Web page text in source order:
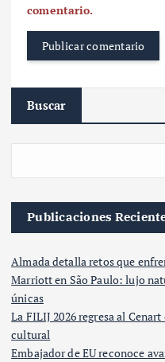
comentario.
Buscar
Publicaciones
Almada detalla retos que
Marriott en São Paulo: lujo
únicas
La FILIJ 2026 regresa al
cultural
Embajador de EU reconoce